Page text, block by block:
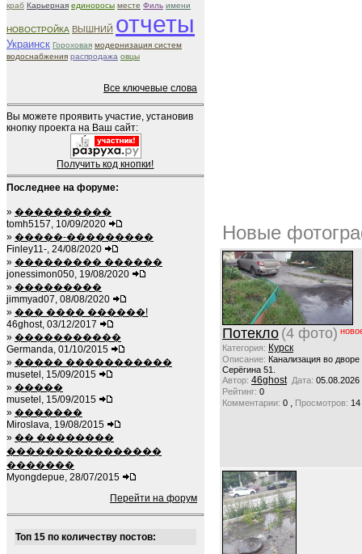
краб Карьерная единоросы месте Филь имени
НОВОСТРОЙКА ВЫШНИЙ отчеты
Украинск Гороховая модернизация систем
водоснабжения распродажа овцы
Все ключевые слова
Вы можете проявить участие, установив
кнопку проекта на Ваш сайт:
Получить код кнопки!
Последнее на форуме:
» ����������
tomh5157, 10/09/2020
» �����-���������
Finley11-, 24/08/2020
» ��������� ������
jonessimon050, 19/08/2020
» ���������
jimmyad07, 08/08/2020
» ��� ���� ������!
46ghost, 03/12/2017
» �����������
Germanda, 01/10/2015
» ����� �����������
musetel, 15/09/2015
» �����
musetel, 15/09/2015
» �������
Miroslava, 19/08/2015
» �� ��������
����������������
�������
Myongdepue, 28/07/2015
Перейти на форум
Топ 15 по количеству постов:
Новые
Потекло (4 фото)
Категория: Курск
Описание: Канализация во
Серёгина 51.
Автор: 46ghost Дата: 05.08.2026
Рейтинг: 0
Комментарии: 0 , Просмотров: 14